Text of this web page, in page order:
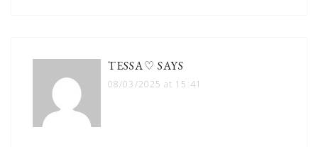
TESSA♡ SAYS
08/03/2025 at 15:41